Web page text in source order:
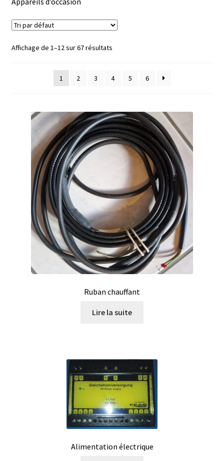
Afficheur
Agitateurs magnétiques
Agitateurs pour cultures
Agitation-Accessoires
Analyse de composés chimiques
Analyse de l’eau
Analyse des allergènes
Analyse des antibiotiques
Analyse des gaz
Analyse microbiologique
Appareils de laboratoire
Appareils de laboratoire d’occasion
Armoires antidéflagrantes EX
Affichage de 1–12 sur 67 résultats
1 2 3 4 5 6
Ruban chauffant
Lire la suite
Alimentation électrique